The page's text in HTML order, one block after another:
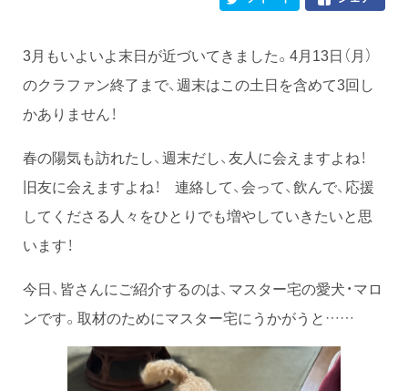
3月もいよいよ末日が近づいてきました。4月13日（月）
のクラファン終了まで、週末はこの土日を含めて3回し
かありません！
春の陽気も訪れたし、週末だし、友人に会えますよね！
旧友に会えますよね！ 連絡して、会って、飲んで、応援
してくださる人々をひとりでも増やしていきたいと思
います！
今日、皆さんにご紹介するのは、マスター宅の愛犬・マロ
ンです。取材のためにマスター宅にうかがうと……